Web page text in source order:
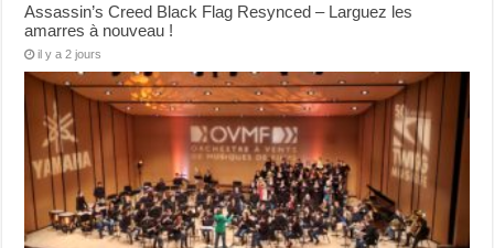
Assassin’s Creed Black Flag Resynced – Larguez les
amarres à nouveau !
il y a 2 jours